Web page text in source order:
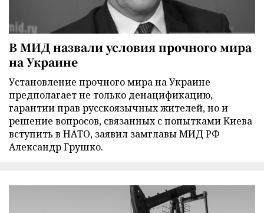
В МИД назвали условия прочного мира
на Украине
Установление прочного мира на Украине
предполагает не только денацификацию,
гарантии прав русскоязычных жителей, но и
решение вопросов, связанных с попытками Киева
вступить в НАТО, заявил замглавы МИД РФ
Александр Грушко.